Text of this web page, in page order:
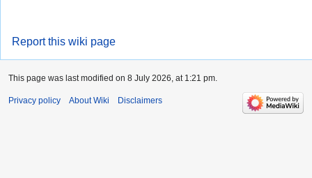
Report this wiki page
This page was last modified on 8 July 2026, at 1:21 pm.
Privacy policy About Wiki Disclaimers